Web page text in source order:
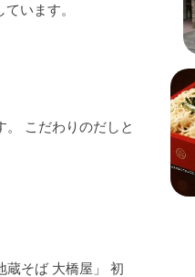
います。
。 こだわりのだしと
蔵そば 大橋屋」 初